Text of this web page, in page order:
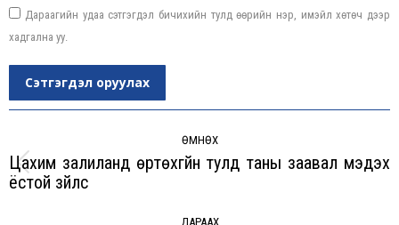
Дараагийн удаа сэтгэгдэл бичихийн тулд өөрийн нэр, имэйл хөтөч дээр
хадгална уу.
Сэтгэгдэл оруулах
navigation
ӨМНӨХ
Previous
Цахим залиланд өртөхгүйн тулд таны заавал мэдэх
ёстой зүйлс
ДАРААХ